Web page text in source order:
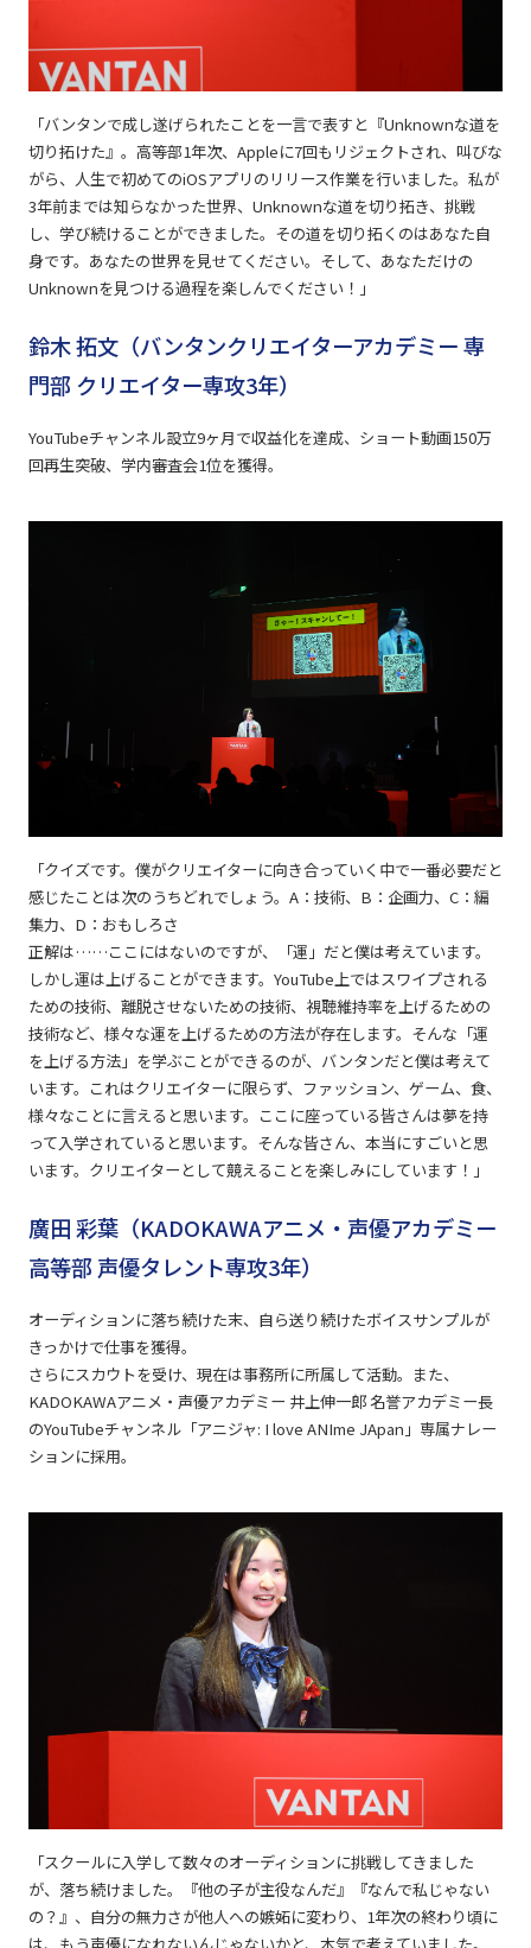
「バンタンで成し遂げられたことを一言で表すと『Unknownな道を
切り拓けた』。高等部1年次、Appleに7回もリジェクトされ、叫びな
がら、人生で初めてのiOSアプリのリリース作業を行いました。私が
3年前までは知らなかった世界、Unknownな道を切り拓き、挑戦
し、学び続けることができました。その道を切り拓くのはあなた自
身です。あなたの世界を見せてください。そして、あなただけの
Unknownを見つける過程を楽しんでください！」
鈴木 拓文（バンタンクリエイターアカデミー 専
門部 クリエイター専攻3年）
YouTubeチャンネル設立9ヶ月で収益化を達成、ショート動画150万
回再生突破、学内審査会1位を獲得。
「クイズです。僕がクリエイターに向き合っていく中で一番必要だと
感じたことは次のうちどれでしょう。A：技術、B：企画力、C：編
集力、D：おもしろさ
正解は……ここにはないのですが、「運」だと僕は考えています。
しかし運は上げることができます。YouTube上ではスワイプされる
ための技術、離脱させないための技術、視聴維持率を上げるための
技術など、様々な運を上げるための方法が存在します。そんな「運
を上げる方法」を学ぶことができるのが、バンタンだと僕は考えて
います。これはクリエイターに限らず、ファッション、ゲーム、食、
様々なことに言えると思います。ここに座っている皆さんは夢を持
って入学されていると思います。そんな皆さん、本当にすごいと思
います。クリエイターとして競えることを楽しみにしています！」
廣田 彩葉（KADOKAWAアニメ・声優アカデミー
高等部 声優タレント専攻3年）
オーディションに落ち続けた末、自ら送り続けたボイスサンプルが
きっかけで仕事を獲得。
さらにスカウトを受け、現在は事務所に所属して活動。また、
KADOKAWAアニメ・声優アカデミー 井上伸一郎 名誉アカデミー長
のYouTubeチャンネル「アニジャ: I love ANIme JApan」専属ナレー
ションに採用。
「スクールに入学して数々のオーディションに挑戦してきました
が、落ち続けました。『他の子が主役なんだ』『なんで私じゃない
の？』、自分の無力さが他人への嫉妬に変わり、1年次の終わり頃に
は、もう声優になれないんじゃないかと、本気で考えていました。